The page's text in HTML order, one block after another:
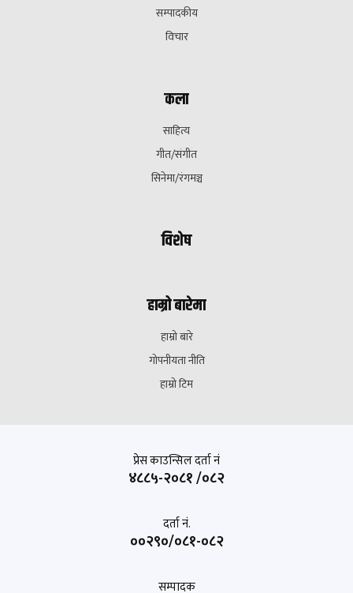
सम्पादकीय
विचार
कला
साहित्य
गीत/संगीत
सिनेमा/रंगमञ्च
विशेष
हाम्रो बारेमा
हाम्रो बारे
गोपनीयता नीति
हाम्रो टिम
प्रेस काउन्सिल दर्ता नं
४८८५-२०८१ /०८२
दर्ता नं.
००२९०/०८१-०८२
सम्पादक